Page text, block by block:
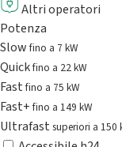
Altri operatori
Potenza
Slowfino a 7 kW
Quickfino a 22 kW
Fastfino a 75 kW
Fast+fino a 149 kW
Ultrafast superiori a 150